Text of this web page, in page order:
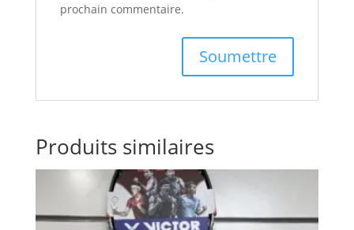
prochain commentaire.
Produits similaires